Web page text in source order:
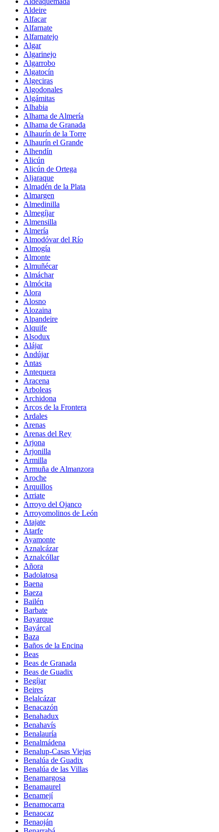
Aldeire
Alfacar
Alfarnate
Alfarnatejo
Algar
Algarinejo
Algarrobo
Algatocín
Algeciras
Algodonales
Algámitas
Alhabia
Alhama de Almería
Alhama de Granada
Alhaurín de la Torre
Alhaurín el Grande
Alhendín
Alicún
Alicún de Ortega
Aljaraque
Almadén de la Plata
Almargen
Almedinilla
Almegíjar
Almensilla
Almería
Almodóvar del Río
Almogía
Almonte
Almuñécar
Almáchar
Almócita
Alora
Alosno
Alozaina
Alpandeire
Alquife
Alsodux
Alájar
Andújar
Antas
Antequera
Aracena
Arboleas
Archidona
Arcos de la Frontera
Ardales
Arenas
Arenas del Rey
Arjona
Arjonilla
Armilla
Armuña de Almanzora
Aroche
Arquillos
Arriate
Arroyo del Ojanco
Arroyomolinos de León
Atajate
Atarfe
Ayamonte
Aznalcázar
Aznalcóllar
Añora
Badolatosa
Baena
Baeza
Bailén
Barbate
Bayarque
Bayárcal
Baza
Baños de la Encina
Beas
Beas de Granada
Beas de Guadix
Begíjar
Beires
Belalcázar
Benacazón
Benahadux
Benahavís
Benalauría
Benalmádena
Benalup-Casas Viejas
Benalúa de Guadix
Benalúa de las Villas
Benamargosa
Benamaurel
Benamejí
Benamocarra
Benaocaz
Benaoján